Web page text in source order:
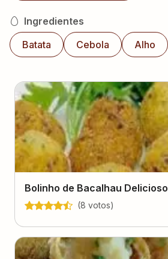
Ingredientes
Batata
Cebola Alho
Bolinho de Bacalhau Delicioso
(8 votos)